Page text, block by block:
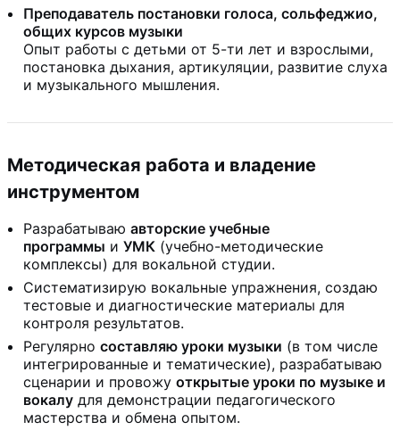
Преподаватель постановки голоса, сольфеджио,
общих курсов музыки
Опыт работы с детьми от 5-ти лет и взрослыми,
постановка дыхания, артикуляции, развитие слуха
и музыкального мышления.
Методическая работа и владение
инструментом
Разрабатываю авторские учебные
программы и УМК (учебно-методические
комплексы) для вокальной студии.
Систематизирую вокальные упражнения, создаю
тестовые и диагностические материалы для
контроля результатов.
Регулярно составляю уроки музыки (в том числе
интегрированные и тематические), разрабатываю
сценарии и провожу открытые уроки по музыке и
вокалу для демонстрации педагогического
мастерства и обмена опытом.